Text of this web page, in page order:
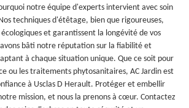
notre équipe d'experts intervient avec soin
techniques d'étêtage, bien que rigoureuses,
et garantissent la longévité de vos
bâti notre réputation sur la fiabilité et
à chaque situation unique. Que ce soit pour
ou les traitements phytosanitaires, AC Jardin est
à Usclas D Herault. Protéger et embellir
mission, et nous la prenons à cœur. Contactez